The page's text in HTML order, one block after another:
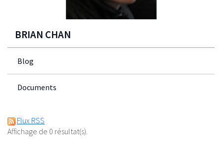
BRIAN CHAN
Blog
Documents
Flux RSS
Affichage de 0 résultat(s).